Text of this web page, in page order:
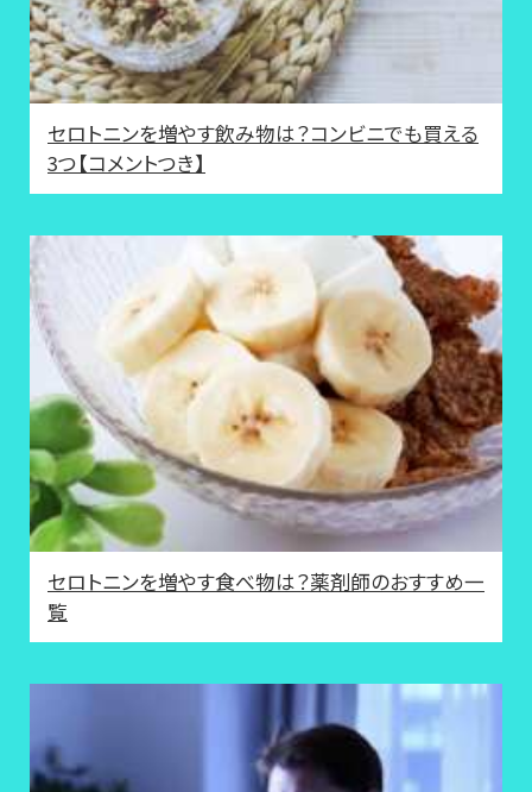
セロトニンを増やす飲み物は？コンビニでも買える
3つ【コメントつき】
セロトニンを増やす食べ物は？薬剤師のおすすめ一
覧